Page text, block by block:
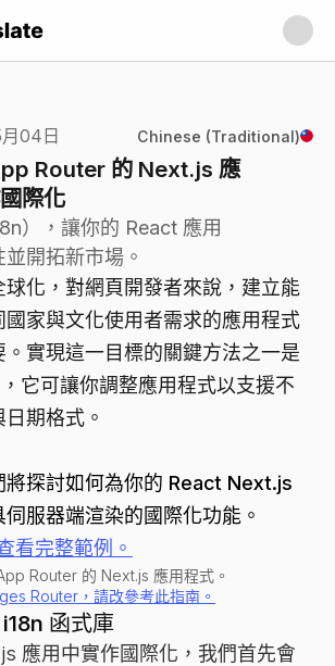
04日 Chinese (Traditional)
Router 的 Next.js 應
際化
），讓你的 React 應用
開拓新市場。
球化，對網頁開發者來說，建立能
家與文化使用者需求的應用程式
。實現這一目標的關鍵方法之一是
它可讓你調整應用程式以支援不
期格式。
將探討如何為你的 React Next.js
服器端渲染的國際化功能。
看完整範例。
Router 的 Next.js 應用程式。
Router，請改參考此指南。
函式庫
應用中實作國際化，我們首先會